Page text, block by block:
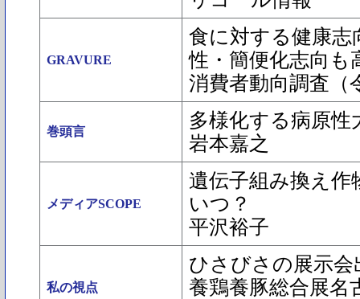
GRAVURE
食に対する健康志
性・簡便化志向も
消費者動向調査（
巻頭言
多様化する病原性
岩本嘉之
メディアSCOPE
遺伝子組み換え
いつ？
平沢裕子
私の視点
ひさびさの展示
養鶏養豚総合展名